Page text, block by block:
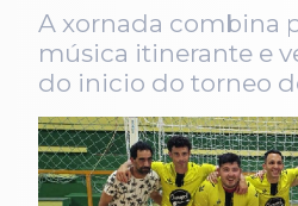
A xornada combina
música itinerante e
do inicio do torneo